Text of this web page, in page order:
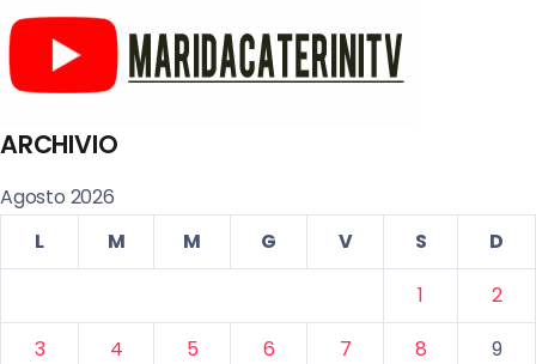
ARCHIVIO
Agosto 2026
L
M M G V S
D
1
2
3
4 5 6 7 8
9